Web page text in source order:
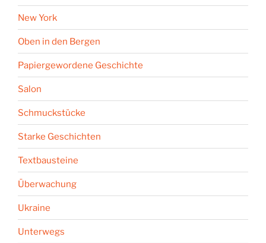
New York
Oben in den Bergen
Papiergewordene Geschichte
Salon
Schmuckstücke
Starke Geschichten
Textbausteine
Überwachung
Ukraine
Unterwegs